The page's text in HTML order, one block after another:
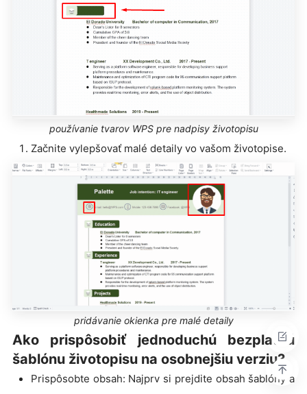
používanie tvarov WPS pre nadpisy životopisu
Začnite vylepšovať malé detaily vo vašom životopise.
pridávanie okienka pre malé detaily
Ako prispôsobiť jednoduchú bezplatnú
šablónu životopisu na osobnejšiu verziu?
Prispôsobte obsah: Najprv si prejdite obsah šablóny a